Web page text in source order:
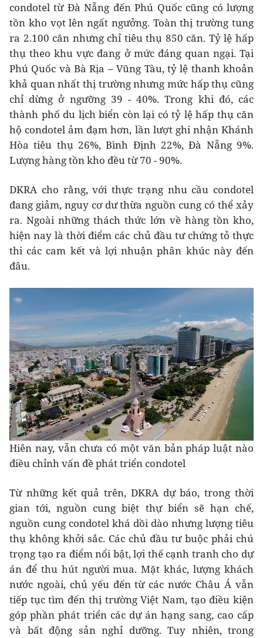
condotel từ Đà Nẵng đến Phú Quốc cũng có lượng
tồn kho vọt lên ngất ngưởng. Toàn thị trường tung
ra 2.100 căn nhưng chỉ tiêu thụ 850 căn. Tỷ lệ hấp
thụ theo khu vực đang ở mức đáng quan ngại. Tại
Phú Quốc và Bà Rịa – Vũng Tàu, tỷ lệ thanh khoản
khả quan nhất thị trường nhưng mức hấp thụ cũng
chỉ dừng ở ngưỡng 39 - 40%. Trong khi đó, các
thành phố du lịch biển còn lại có tỷ lệ hấp thụ căn
hộ condotel ảm đạm hơn, lần lượt ghi nhận Khánh
Hòa tiêu thụ 26%, Bình Định 22%, Đà Nẵng 9%.
Lượng hàng tồn kho đều từ 70 - 90%.
DKRA cho rằng, với thực trạng nhu cầu condotel
đang giảm, nguy cơ dư thừa nguồn cung có thể xảy
ra. Ngoài những thách thức lớn về hàng tồn kho,
hiện nay là thời điểm các chủ đầu tư chứng tỏ thực
thi các cam kết và lợi nhuận phân khúc này đến
đâu.
Hiên nay, vẫn chưa có một văn bản pháp luật nào
điều chỉnh vấn đề phát triển condotel
Từ những kết quả trên, DKRA dự báo, trong thời
gian tới, nguồn cung biệt thự biển sẽ hạn chế,
nguồn cung condotel khá dồi dào nhưng lượng tiêu
thụ không khởi sắc. Các chủ đầu tư buộc phải chú
trọng tạo ra điểm nổi bật, lợi thế cạnh tranh cho dự
án để thu hút người mua. Mặt khác, lượng khách
nước ngoài, chủ yếu đến từ các nước Châu Á vẫn
tiếp tục tìm đến thị trường Việt Nam, tạo điều kiện
góp phần phát triển các dự án hạng sang, cao cấp
và bất động sản nghỉ dưỡng. Tuy nhiên, trong